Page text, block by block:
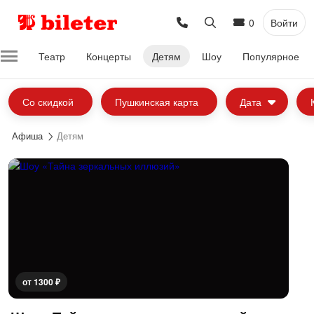
0 Войти
Театр Концерты Детям Шоу Популярное
Со скидкой Пушкинская карта Дата
Афиша Детям
от 1300 ₽